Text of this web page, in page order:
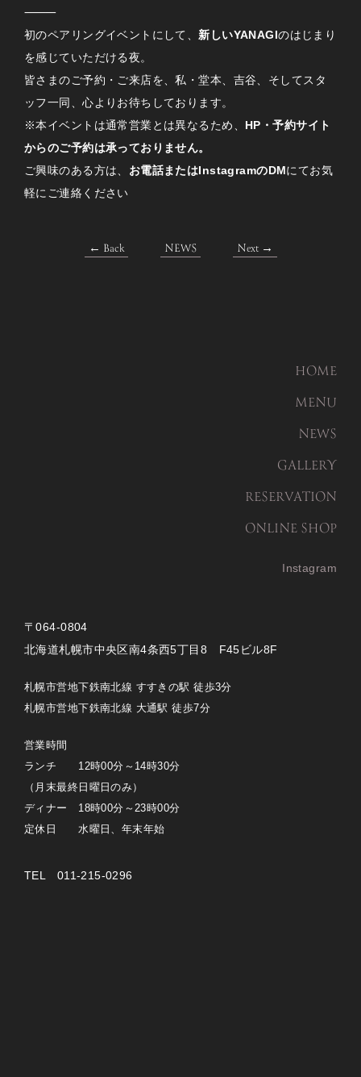
⸻
初のペアリングイベントにして、 新しいYANAGIのはじまり
を感じていただける夜。
皆さまのご予約・ご来店を、私・堂本、吉谷、そしてスタ
ッフ一同、心よりお待ちしております。
※本イベントは通常営業とは異なるため、 HP・予約サイト
からのご予約は承っておりません。
ご興味のある方は、 お電話またはInstagramのDMにてお気
軽にご連絡ください
← Back NEWS Next →
〒064-0804
北海道札幌市中央区南4条西5丁目8 F45ビル8F
札幌市営地下鉄南北線 すすきの駅 徒歩3分
札幌市営地下鉄南北線 大通駅 徒歩7分
営業時間
ランチ 12時00分～14時30分
（月末最終日曜日のみ）
ディナー 18時00分～23時00分
定休日 水曜日、年末年始
TEL 011-215-0296
HOME
MENU
NEWS
GALLERY
RESERVATION
ONLINE SHOP
Instagram